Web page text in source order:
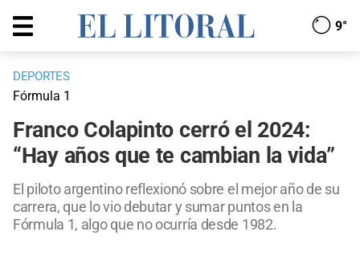
9°
DEPORTES
Fórmula 1
Franco Colapinto cerró el 2024:
“Hay años que te cambian la vida”
El piloto argentino reflexionó sobre el mejor año de su
carrera, que lo vio debutar y sumar puntos en la
Fórmula 1, algo que no ocurría desde 1982.